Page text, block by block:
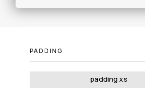
PADDING
padding xs